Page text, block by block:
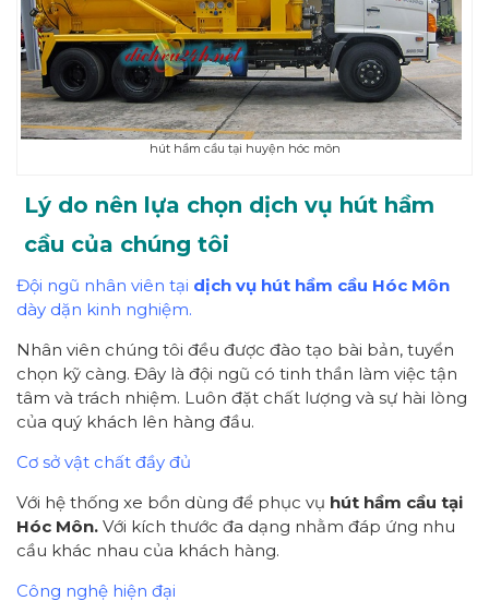
hút hầm cầu tại huyện hóc môn
Lý do nên lựa chọn dịch vụ hút hầm
cầu của chúng tôi
Đội ngũ nhân viên tại dịch vụ hút hầm cầu Hóc Môn
dày dặn kinh nghiệm.
Nhân viên chúng tôi đều được đào tạo bài bản, tuyển
chọn kỹ càng. Đây là đội ngũ có tinh thần làm việc tận
tâm và trách nhiệm. Luôn đặt chất lượng và sự hài lòng
của quý khách lên hàng đầu.
Cơ sở vật chất đầy đủ
Với hệ thống xe bồn dùng để phục vụ hút hầm cầu tại
Hóc Môn. Với kích thước đa dạng nhằm đáp ứng nhu
cầu khác nhau của khách hàng.
Công nghệ hiện đại